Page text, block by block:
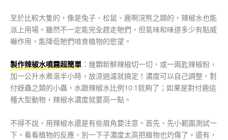
至於比較大隻的，像是兔子、松鼠、鹿啊浣熊之類的，辣椒水也能
派上用場。雖然不一定能完全趕走牠們，但氣味和味道多少有點威
嚇作用，能降低牠們啃食植物的慾望。
製作辣椒水噴霧超簡單 ：幾顆新鮮辣椒切一切，或一兩匙辣椒粉，
加一公升水煮滾半小時，放涼過濾就搞定！濃度可以自己調整，對
付蚜蟲之類的小蟲，水跟辣椒水比例10:1就夠了；如果是對付鹿這
種大型動物，辣椒水濃度就要高一點。
不得不說，用辣椒水還是有些眉角要注意。首先，先小範圍測試一
下，看看植物的反應，別一下子濃度太高把植物也灼傷了。還有，